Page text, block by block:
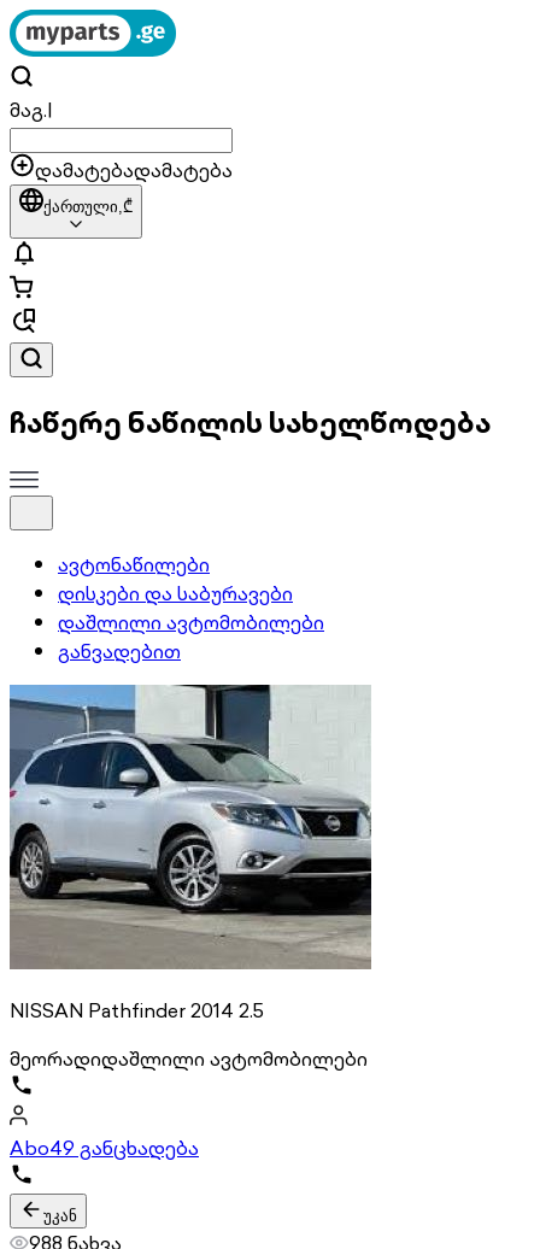
მაგ.|
დამატებადამატება
ქართული,₾
ჩაწერე ნაწილის სახელწოდება
ავტონაწილები
დისკები და საბურავები
დაშლილი ავტომობილები
განვადებით
NISSAN Pathfinder 2014 2.5
მეორადიდაშლილი ავტომობილები
Abo49 განცხადება
უკან
988 ნახვა